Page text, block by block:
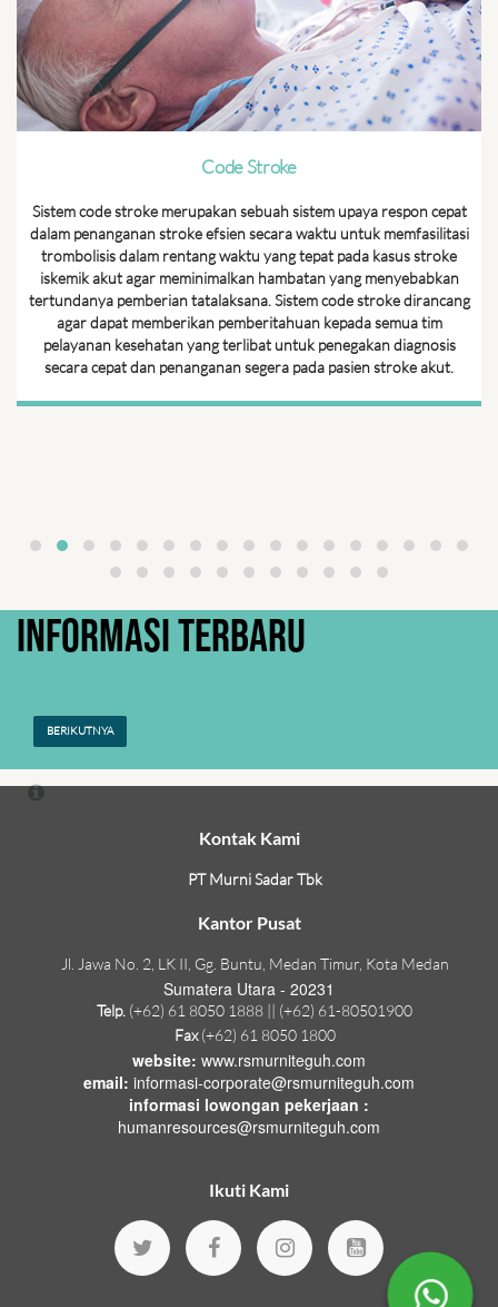
Code Stroke
Sistem code stroke merupakan sebuah sistem upaya respon cepat
dalam penanganan stroke efsien secara waktu untuk memfasilitasi
trombolisis dalam rentang waktu yang tepat pada kasus stroke
iskemik akut agar meminimalkan hambatan yang menyebabkan
tertundanya pemberian tatalaksana. Sistem code stroke dirancang
agar dapat memberikan pemberitahuan kepada semua tim
pelayanan kesehatan yang terlibat untuk penegakan diagnosis
secara cepat dan penanganan segera pada pasien stroke akut.
INFORMASI TERBARU
BERIKUTNYA
Kontak Kami
PT Murni Sadar Tbk
Kantor Pusat
Jl. Jawa No. 2, LK II, Gg. Buntu, Medan Timur, Kota Medan
Sumatera Utara - 20231
Telp. (+62) 61 8050 1888 || (+62) 61-80501900
Fax(+62) 61 8050 1800
website: www.rsmurniteguh.com
email: informasi-corporate@rsmurniteguh.com
informasi lowongan pekerjaan :
humanresources@rsmurniteguh.com
Ikuti Kami